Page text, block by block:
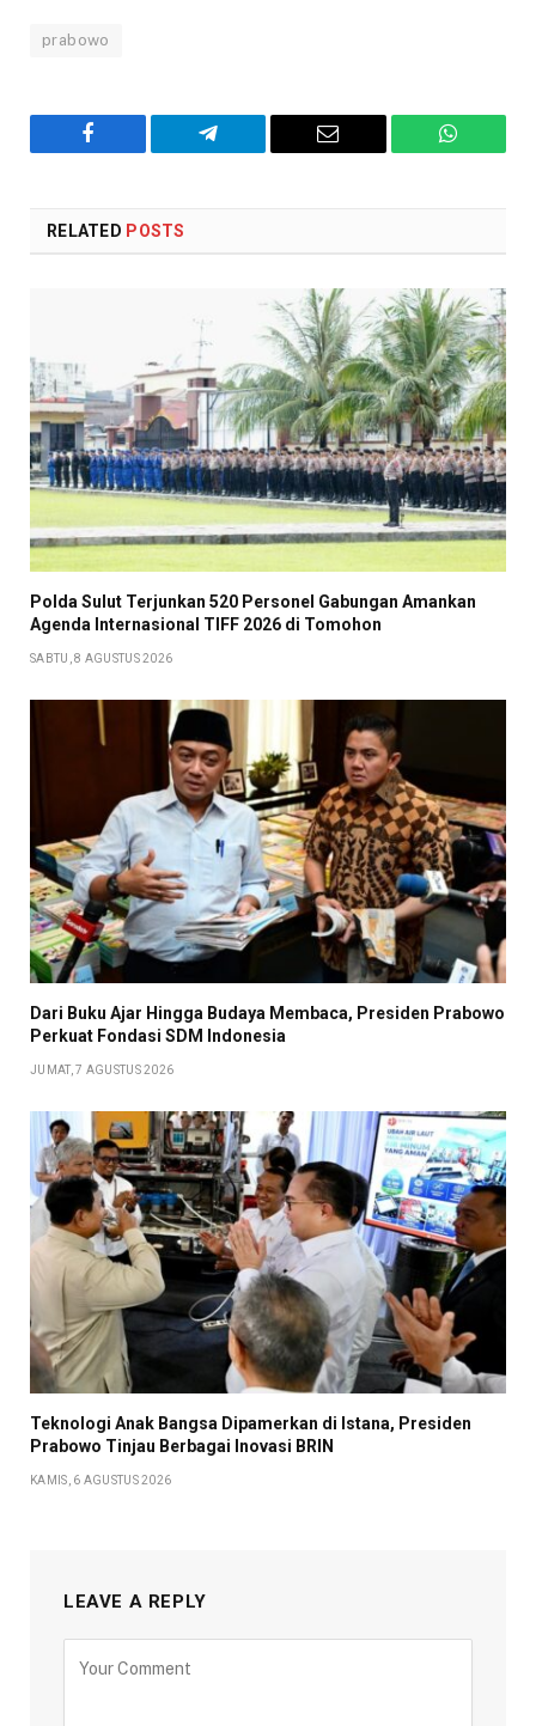
prabowo
Facebook Telegram Email
RELATED POSTS
​Polda Sulut Terjunkan 520 Personel Gabungan Amankan
Agenda Internasional TIFF 2026 di Tomohon
SABTU, 8 AGUSTUS 2026
Dari Buku Ajar Hingga Budaya Membaca, Presiden Prabowo
Perkuat Fondasi SDM Indonesia
JUMAT, 7 AGUSTUS 2026
Teknologi Anak Bangsa Dipamerkan di Istana, Presiden
Prabowo Tinjau Berbagai Inovasi BRIN
KAMIS, 6 AGUSTUS 2026
LEAVE A REPLY